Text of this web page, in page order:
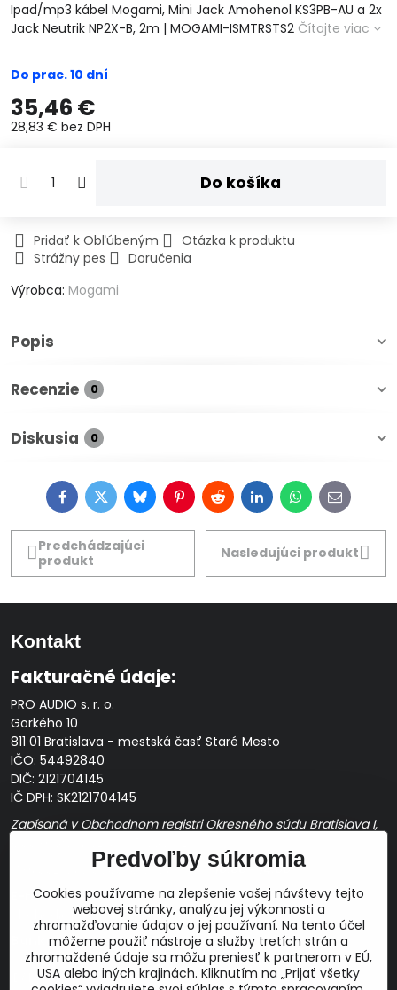
Ipad/mp3 kábel Mogami, Mini Jack Amohenol KS3PB-AU a 2x
Jack Neutrik NP2X-B, 2m | MOGAMI-ISMTRSTS2 Čítajte viac
Do prac. 10 dní
35,46 €
28,83 € bez DPH
Do košíka
Pridať k Obľúbeným
Otázka k produktu
Strážny pes
Doručenia
Výrobca: Mogami
Popis
Recenzie 0
Diskusia 0
FacebookTwitterBlueskyPinterestRedditLinkedInWhatsApp
E-
mail
Predchádzajúci
produkt
Nasledujúci produkt
Kontakt
Fakturačné údaje:
PRO AUDIO s. r. o.
Gorkého 10
811 01 Bratislava - mestská časť Staré Mesto
IČO: 54492840
DIČ: 2121704145
IČ DPH: SK2121704145
Zapísaná v Obchodnom registri Okresného súdu Bratislava I,
Prevádzková doba: pracovné dni10:00 - 14:00
E-mail:
obchod@proaudio.sk
Bankové spojenie:
Slovenská sporiteľňa, a.s.
IBAN: SK48 0900 0000 0051 9050 9782
Predvoľby súkromia
Cookies používame na zlepšenie vašej návštevy tejto
webovej stránky, analýzu jej výkonnosti a
zhromažďovanie údajov o jej používaní. Na tento účel
môžeme použiť nástroje a služby tretích strán a
zhromaždené údaje sa môžu preniesť k partnerom v EÚ,
USA alebo iných krajinách. Kliknutím na „Prijať všetky